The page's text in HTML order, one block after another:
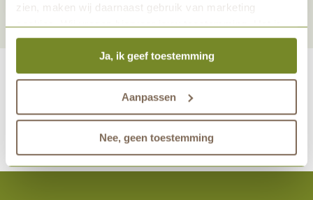
zien, maken wij daarnaast gebruik van marketing
cookies. Wij vragen hiervoor jouw toestemming. Het is
altijd mogelijk om je toestemming te veranderen. Alle
marketingprestaties worden geanalyseerd, zodat we
onze gasten nog beter kunnen helpen. Wil je meer weten
over het gebruik van cookies? Bekijk dan de andere
Ja, ik geef toestemming
Aanpassen
Nee, geen toestemming
maakt eeuwige grafrust in de natuur mogelijk samen met